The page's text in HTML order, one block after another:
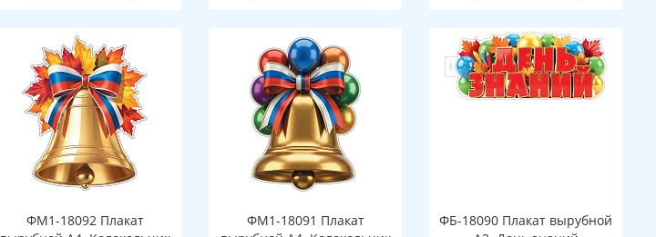
ФМ1-18092 Плакат
ФМ1-18091 Плакат
ФБ-18090 Плакат вырубной